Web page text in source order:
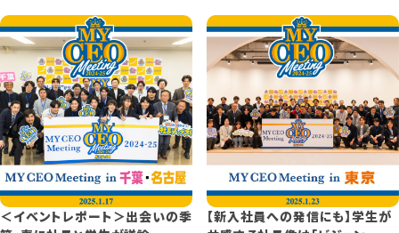
＜イベントレポート＞出会いの季
【新入社員への発信にも】学生が